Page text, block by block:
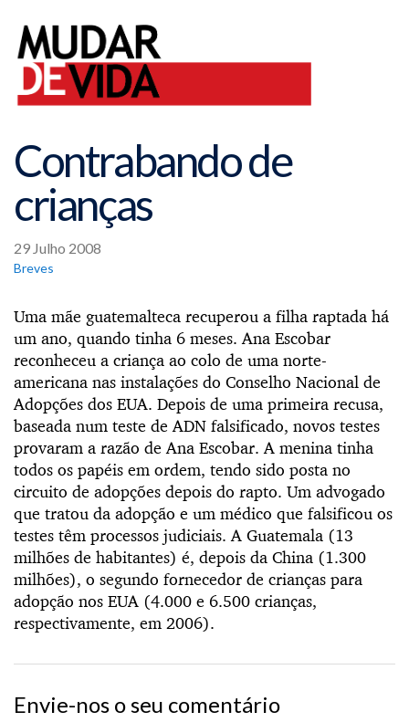
Contrabando de
crianças
29 Julho 2008
Breves
Uma mãe guatemalteca recuperou a filha raptada há
um ano, quando tinha 6 meses. Ana Escobar
reconheceu a criança ao colo de uma norte-
americana nas instalações do Conselho Nacional de
Adopções dos EUA. Depois de uma primeira recusa,
baseada num teste de ADN falsificado, novos testes
provaram a razão de Ana Escobar. A menina tinha
todos os papéis em ordem, tendo sido posta no
circuito de adopções depois do rapto. Um advogado
que tratou da adopção e um médico que falsificou os
testes têm processos judiciais. A Guatemala (13
milhões de habitantes) é, depois da China (1.300
milhões), o segundo fornecedor de crianças para
adopção nos EUA (4.000 e 6.500 crianças,
respectivamente, em 2006).
Envie-nos o seu comentário